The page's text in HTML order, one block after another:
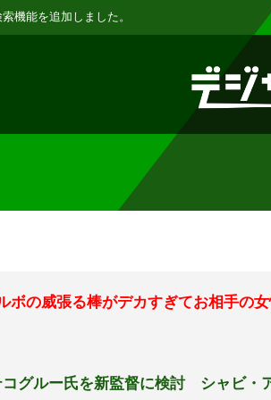
の威張る棒がデカすぎてお相手の
グルー氏を新監督に検討 シャビ・